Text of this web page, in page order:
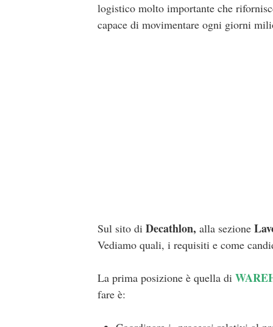
logistico molto importante che
capace di movimentare ogni giorni
Sul sito di Decathlon, alla sezione
Vediamo quali, i requisiti e come
La prima posizione è quella di
fare è: